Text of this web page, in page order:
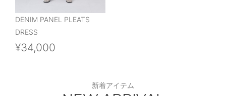
DENIM PANEL PLEATS
DRESS
¥34,000
新着アイテム